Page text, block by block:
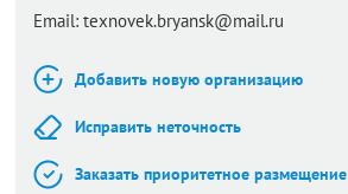
Email: texnovek.bryansk@mail.ru
Добавить новую организацию
Исправить неточность
Заказать приоритетное размещение